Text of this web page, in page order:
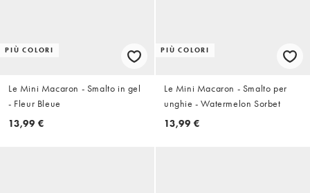
PIÙ COLORI
Le Mini Macaron - Smalto in gel
- Fleur Bleue
13,99 €
PIÙ COLORI
Le Mini Macaron - Smalto per
unghie - Watermelon Sorbet
13,99 €